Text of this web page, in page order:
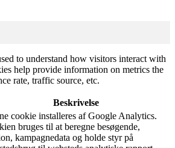
to understand how visitors interact with
help provide information on metrics the
rate, traffic source, etc.
Beskrivelse
cookie installeres af Google Analytics.
bruges til at beregne besøgende,
kampagnedata og holde styr på